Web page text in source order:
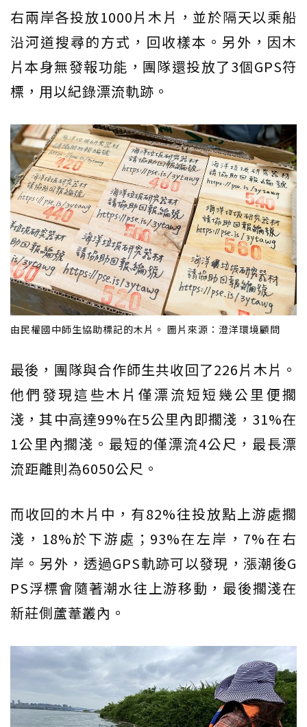
右兩岸各投放1000片木片，並於隔天以乘船
沿河道搜尋的方式，回收樣本。另外，因木
片本身無發報功能，團隊還投放了3個GPS符
標，用以紀錄漂流軌跡。
由民權國中師生協助標記的木片。 圖片來源：澄洋環境顧問
最後，團隊與合作師生共收回了226片木片。
他們發現這些木片僅漂流短短幾公里便擱
淺，其中高達99%在5公里內即擱淺，31%在
1公里內擱淺。最短的僅漂流4公尺，最長漂
流距離則為6050公尺。
而收回的木片中，有82%往投放點上游處擱
淺，18%於下游處；93%在左岸，7%在右
岸。另外，透過GPS軌跡可以發現，漲潮後G
PS浮標會隨著潮水往上游移動，最後擱淺在
新莊側蘆葦叢內。